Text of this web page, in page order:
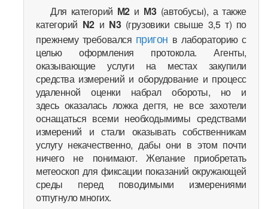
Для категорий М2и М3(автобусы), а также
категорий N2и N3(грузовики свыше 3,5 т) по
прежнему требовался пригон в лабораторию с
целью оформления протокола. Агенты,
оказывающие услуги на местах закупили
средства измерений и оборудование и процесс
удаленной оценки набрал обороты, но и
здесь оказалась ложка дегтя, не все захотели
оснащаться всеми необходымимы средствами
измерений и стали оказывать собственникам
услугу некачественно, дабы они в этом почти
ничего не понимают. Желание приобретать
метеоскоп для фиксации показаний окружающей
среды перед поводимыми измерениями
отпугнуло многих.